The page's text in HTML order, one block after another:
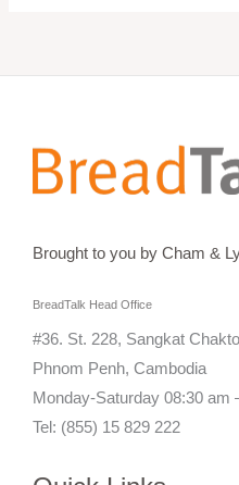
Brought to you by Cham &
BreadTalk Head Office
#36. St. 228, Sangkat
Phnom Penh, Cambodia
Monday-Saturday 08:30 am
Tel: (855) 15 829 222